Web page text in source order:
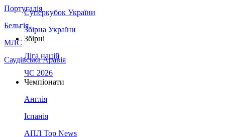
Португалія
Бельгія
МЛС
Саудівська Аравія
Суперкубок України
Збірна України
Збірні
Ліга націй
ЧС 2026
Чемпіонати
Англія
Іспанія
АПЛ Top News